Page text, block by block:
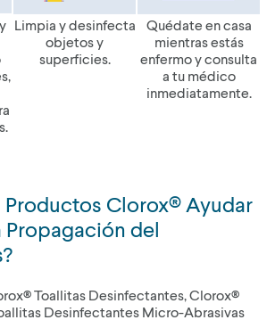
Limpia y desinfecta
objetos y
superficies.
Quédate en casa
mientras estás
enfermo y consulta
a tu médico
inmediatamente.
Productos Clorox® Ayudar
Propagación del
Toallitas Desinfectantes, Clorox®
Desinfectantes Micro-Abrasivas